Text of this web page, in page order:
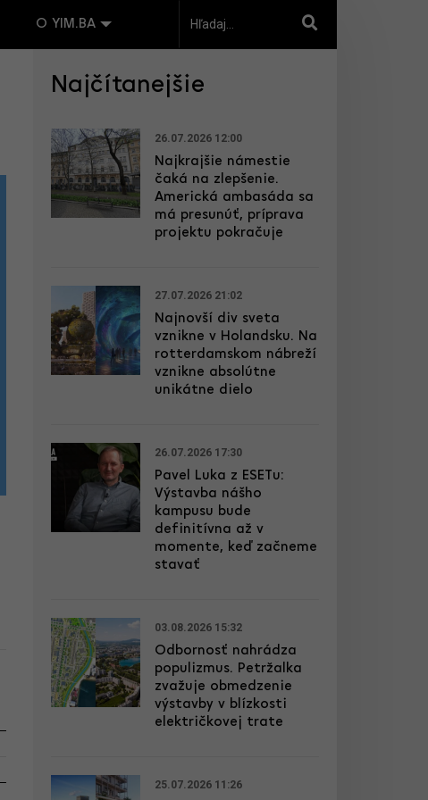
O YIM.BA
Najčítanejšie
26.07.2026 12:00
Najkrajšie námestie
čaká na zlepšenie.
Americká ambasáda sa
má presunúť, príprava
projektu pokračuje
27.07.2026 21:02
Najnovší div sveta
vznikne v Holandsku. Na
rotterdamskom nábreží
vznikne absolútne
unikátne dielo
26.07.2026 17:30
Pavel Luka z ESETu:
Výstavba nášho
kampusu bude
definitívna až v
momente, keď začneme
stavať
03.08.2026 15:32
Odbornosť nahrádza
populizmus. Petržalka
zvažuje obmedzenie
výstavby v blízkosti
električkovej trate
25.07.2026 11:26